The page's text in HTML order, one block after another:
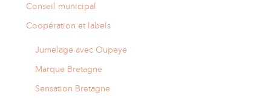
Conseil municipal
Coopération et labels
Jumelage avec Oupeye
Marque Bretagne
Sensation Bretagne